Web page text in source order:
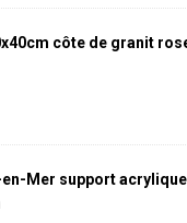
côte de granit
Mer support acrylique